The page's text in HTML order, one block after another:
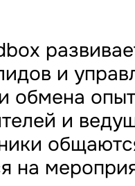
и
обмена
и
на